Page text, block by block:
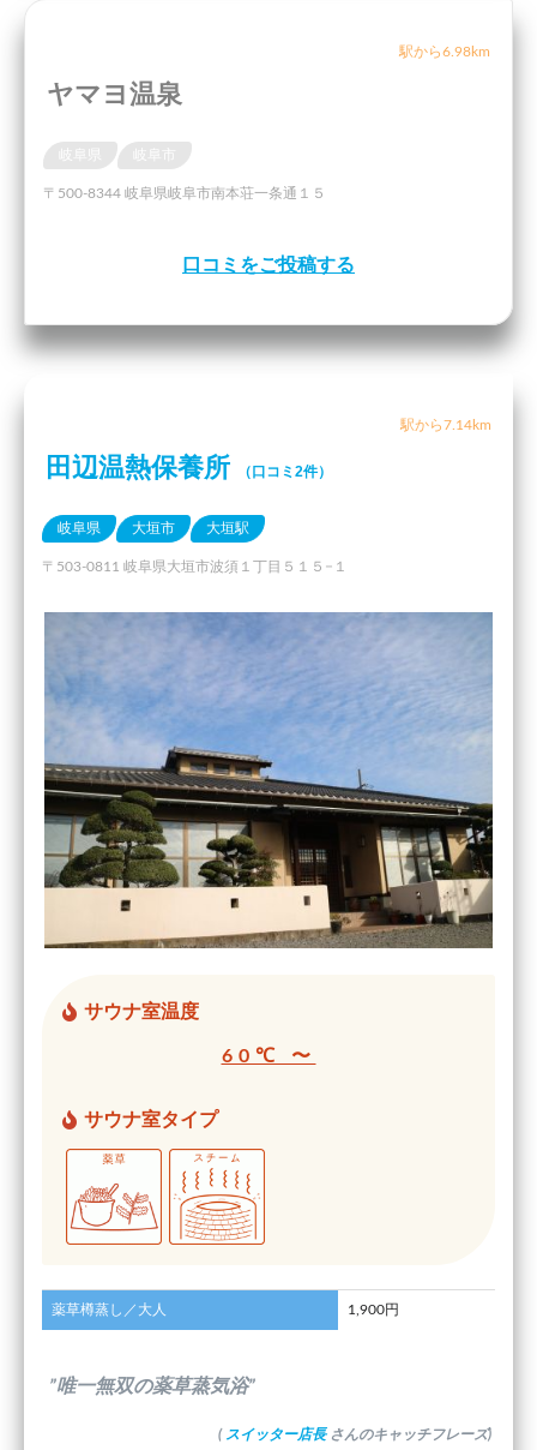
駅から6.98km
ヤマヨ温泉
岐阜県 岐阜市
〒500-8344 岐阜県岐阜市南本荘一条通１５
口コミをご投稿する
駅から7.14km
田辺温熱保養所 （口コミ2件）
岐阜県 大垣市 大垣駅
〒503-0811 岐阜県大垣市波須１丁目５１５−１
サウナ室温度
60℃ 〜
サウナ室タイプ
薬草樽蒸し／大人 1,900円
”唯一無双の薬草蒸気浴”
( スイッター店長 さんのキャッチフレーズ)